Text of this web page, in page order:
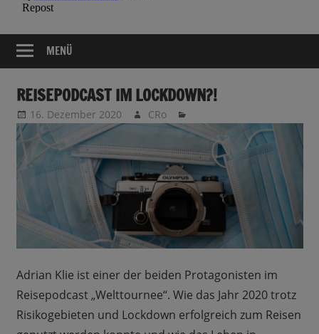
MENÜ
REISEPODCAST IM LOCKDOWN?!
16. Dezember 2020 CRo
Adrian Klie ist einer der beiden Protagonisten im
Reisepodcast „Welttournee“. Wie das Jahr 2020 trotz
Risikogebieten und Lockdown erfolgreich zum Reisen